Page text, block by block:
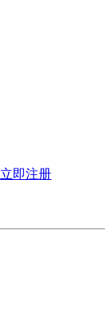
立即注册